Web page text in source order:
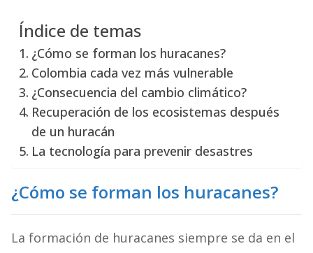
Índice de temas
¿Cómo se forman los huracanes?
Colombia cada vez más vulnerable
¿Consecuencia del cambio climático?
Recuperación de los ecosistemas después
de un huracán
La tecnología para prevenir desastres
¿Cómo se forman los huracanes?
La formación de huracanes siempre se da en el